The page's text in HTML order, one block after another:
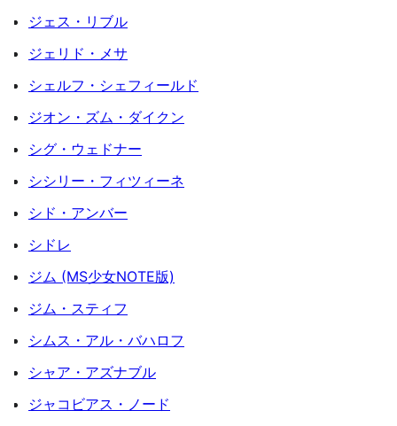
ジェス・リブル
ジェリド・メサ
シェルフ・シェフィールド
ジオン・ズム・ダイクン
シグ・ウェドナー
シシリー・フィツィーネ
シド・アンバー
シドレ
ジム (MS少女NOTE版)
ジム・スティフ
シムス・アル・バハロフ
シャア・アズナブル
ジャコビアス・ノード